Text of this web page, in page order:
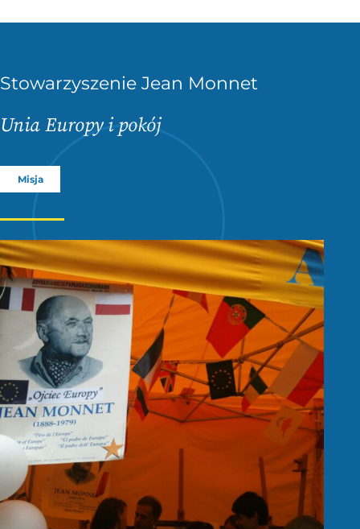
Stowarzyszenie Jean Monnet
Unia Europy i pokój
Misja